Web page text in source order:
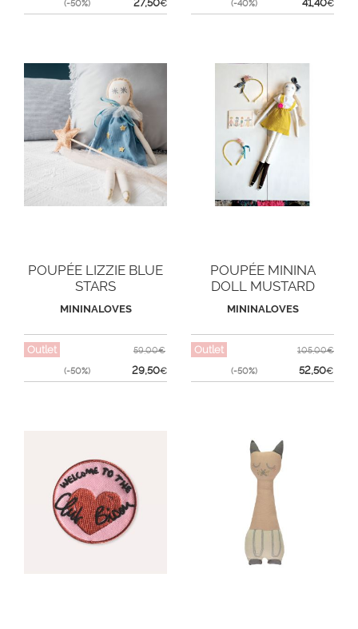
(-50%) 27,50€ (-40%) 41,40€
POUPÉE LIZZIE BLUE
STARS
MININALOVES
Outlet
(-50%)
59,00€
29,50€
POUPÉE MININA
DOLL MUSTARD
RUSSIA
MININALOVES
Outlet
(-50%)
105,00€
52,50€